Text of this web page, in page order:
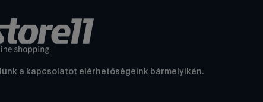
a kapcsolatot elérhetőségeink bármelyikén.